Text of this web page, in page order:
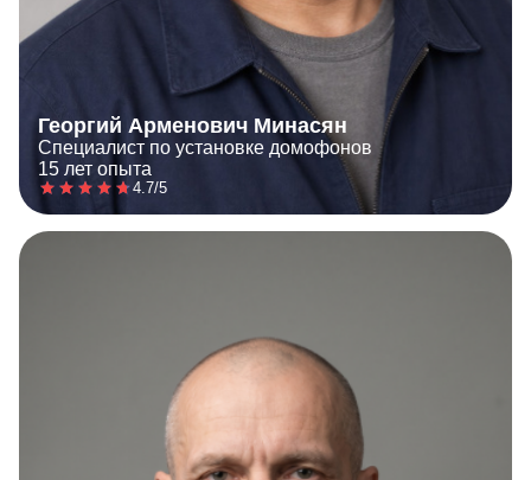
Георгий Арменович Минасян
Специалист по установке домофонов
15 лет опыта
4.7/5